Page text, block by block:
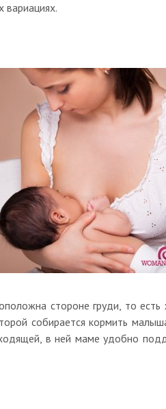
вариациях.
стороне груди, то
собирается кормить
в ней маме удобно